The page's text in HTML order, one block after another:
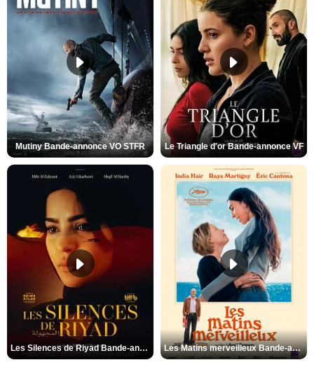
Mutiny Bande-annonce VO STFR Le Triangle d'or Bande-annonce VF
Les Silences de Riyad Bande-annonce VO STFR Les Matins merveilleux Bande-annonce VF